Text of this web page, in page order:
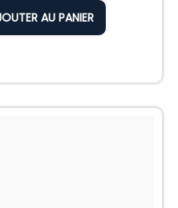
AU PANIER